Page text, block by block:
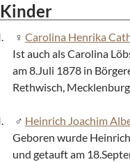
Kinder
Carolina Henrika
Ist auch als Carolina
am 8.Juli 1878 in
Rethwisch,
Heinrich Joachim
Geboren wurde
und getauft am